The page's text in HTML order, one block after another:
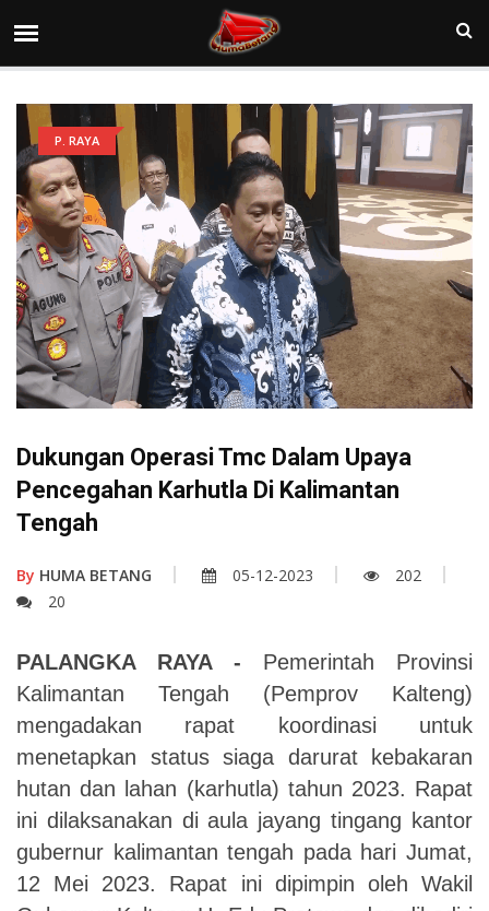
P. RAYA
Dukungan Operasi Tmc Dalam Upaya
Pencegahan Karhutla Di Kalimantan
Tengah
By HUMA BETANG 05-12-2023
202
20
PALANGKA RAYA - Pemerintah Provinsi
Kalimantan Tengah (Pemprov Kalteng)
mengadakan rapat koordinasi untuk
menetapkan status siaga darurat kebakaran
hutan dan lahan (karhutla) tahun 2023. Rapat
ini dilaksanakan di aula jayang tingang kantor
gubernur kalimantan tengah pada hari Jumat,
12 Mei 2023. Rapat ini dipimpin oleh Wakil